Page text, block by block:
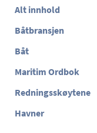
Alt innhold
Båtbransjen
Båt
Maritim Ordbok
Redningsskøytene
Havner